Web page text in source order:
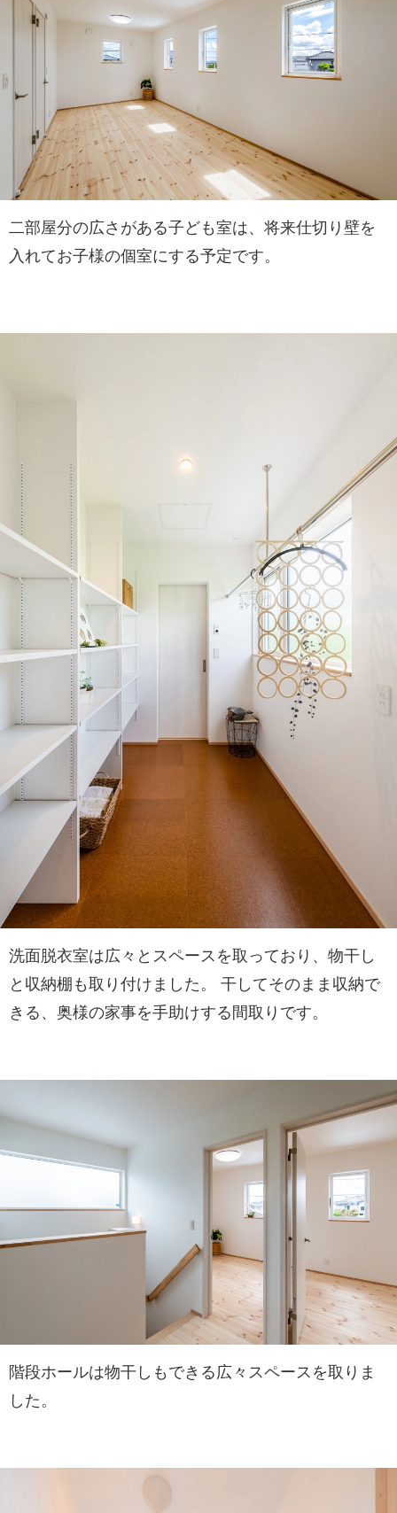
二部屋分の広さがある子ども室は、将来仕切り壁を
入れてお子様の個室にする予定です。
洗面脱衣室は広々とスペースを取っており、物干し
と収納棚も取り付けました。 干してそのまま収納で
きる、奥様の家事を手助けする間取りです。
階段ホールは物干しもできる広々スペースを取りま
した。